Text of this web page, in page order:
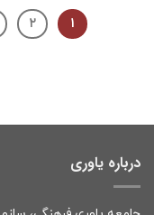
۱ ۲
درباره یاوری